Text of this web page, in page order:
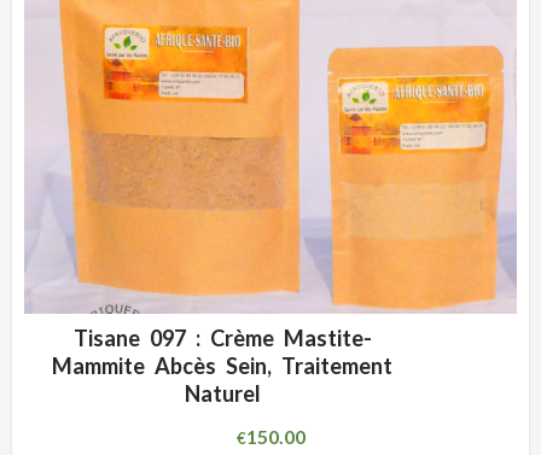
ADD WISHLIST
Tisane 097 : Crème Mastite-
Mammite Abcès Sein, Traitement
Naturel
€150.00